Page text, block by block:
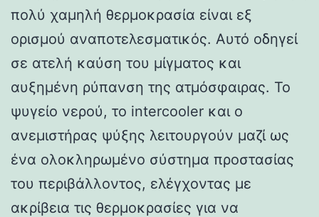
πολύ χαμηλή θερμοκρασία είναι εξ
ορισμού αναποτελεσματικός. Αυτό οδηγεί
σε ατελή καύση του μίγματος και
αυξημένη ρύπανση της ατμόσφαιρας. Το
ψυγείο νερού, το intercooler και ο
ανεμιστήρας ψύξης λειτουργούν μαζί ως
ένα ολοκληρωμένο σύστημα προστασίας
του περιβάλλοντος, ελέγχοντας με
ακρίβεια τις θερμοκρασίες για να